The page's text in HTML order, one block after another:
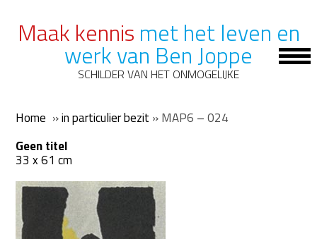
Maak kennis met het leven en
werk van Ben Joppe
SCHILDER VAN HET ONMOGELIJKE
Home »in particulier bezit »MAP6 – 024
Geen titel
33 x 61 cm